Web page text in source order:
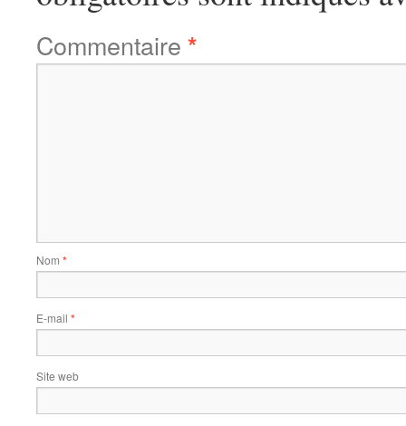
Commentaire *
Nom *
E-mail *
Site web